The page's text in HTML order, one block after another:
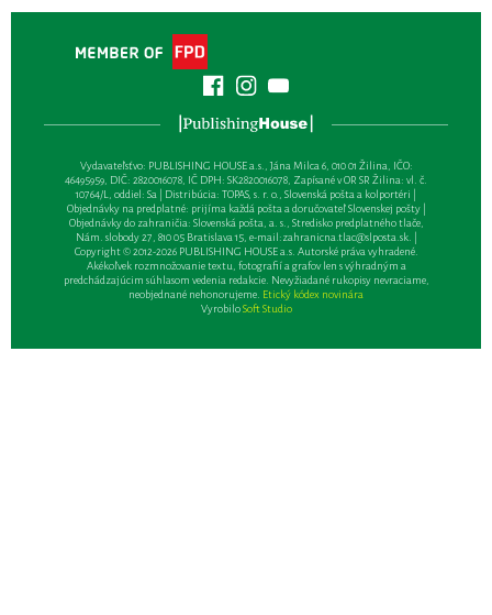
Vydavateľsťvo: PUBLISHING HOUSE a.s., Jána Milca 6, 010 01 Žilina, IČO:
46495959, DIČ: 2820016078, IČ DPH: SK2820016078, Zapísané v OR SR Žilina: vl. č.
10764/L, oddiel: Sa | Distribúcia: TOPAS, s. r. o., Slovenská pošta a kolportéri |
Objednávky na predplatné: prijíma každá pošta a doručovateľ Slovenskej pošty |
Objednávky do zahraničia: Slovenská pošta, a. s., Stredisko predplatného tlače,
Nám. slobody 27, 810 05 Bratislava 15, e-mail:zahranicna.tlac@slposta.sk. |
Copyright © 2012-2026 PUBLISHING HOUSE a.s. Autorské práva vyhradené.
Akékoľvek rozmnožovanie textu, fotografií a grafov len s výhradným a
predchádzajúcim súhlasom vedenia redakcie. Nevyžiadané rukopisy nevraciame,
neobjednané nehonorujeme. Etický kódex novinára
VyrobiloSoft Studio